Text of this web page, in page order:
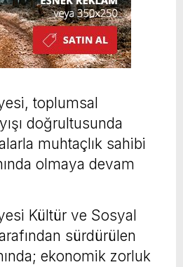
toplumsal
doğrultusunda
muhtaçlık sahibi
olmaya devam
Kültür ve Sosyal
sürdürülen
ekonomik zorluk